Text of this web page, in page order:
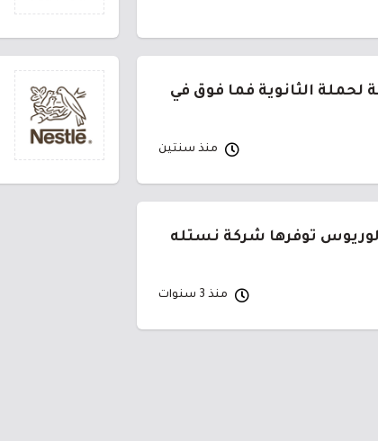
توفر 29 وظيفة لحملة الثانوية فما فوق في
منذ سنتين
توفرها شركة نستله
منذ 3 سنوات